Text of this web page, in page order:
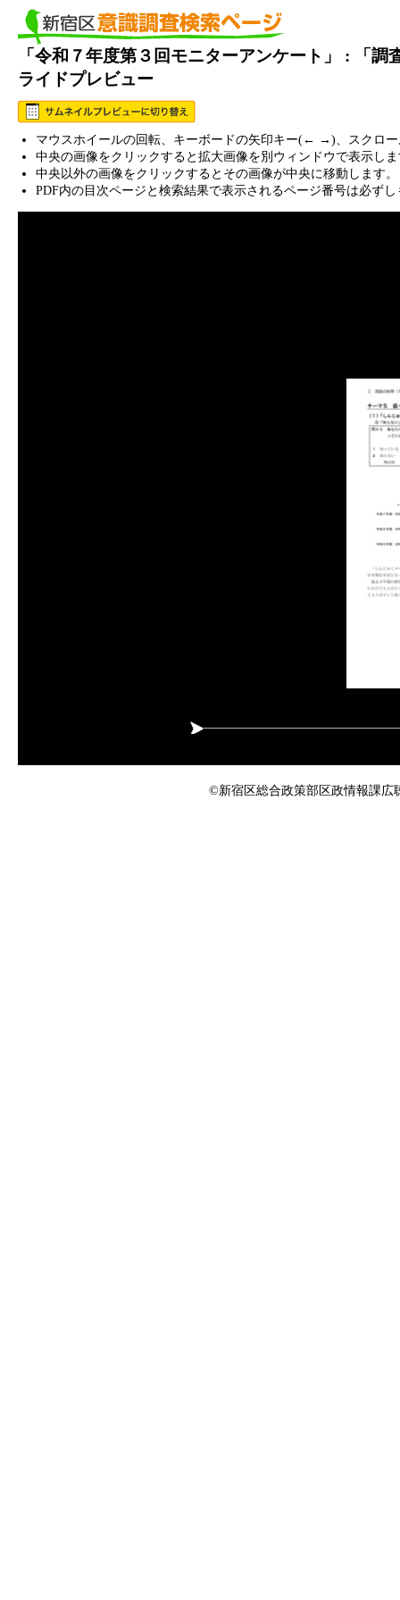
「令和７年度第３回モニターアンケート」 : 「
ライドプレビュー
マウスホイールの回転、キーボードの矢印キー(← →)、スクロ
中央の画像をクリックすると拡大画像を別ウィンドウで表示し
中央以外の画像をクリックするとその画像が中央に移動します。
PDF内の目次ページと検索結果で表示されるページ番号は必ず
©新宿区総合政策部区政情報課広